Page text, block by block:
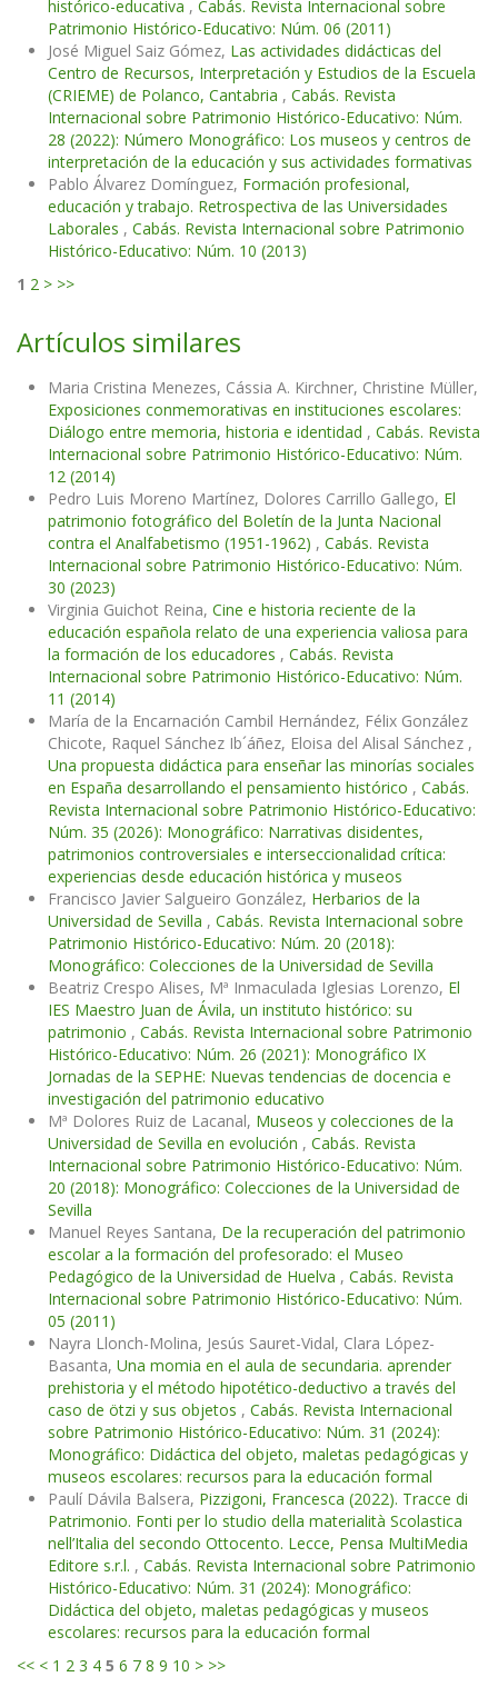
histórico-educativa , Cabás. Revista Internacional sobre
Patrimonio Histórico-Educativo: Núm. 06 (2011)
José Miguel Saiz Gómez, Las actividades didácticas del
Centro de Recursos, Interpretación y Estudios de la Escuela
(CRIEME) de Polanco, Cantabria , Cabás. Revista
Internacional sobre Patrimonio Histórico-Educativo: Núm.
28 (2022): Número Monográfico: Los museos y centros de
interpretación de la educación y sus actividades formativas
Pablo Álvarez Domínguez, Formación profesional,
educación y trabajo. Retrospectiva de las Universidades
Laborales , Cabás. Revista Internacional sobre Patrimonio
Histórico-Educativo: Núm. 10 (2013)
1 2 > >>
Artículos similares
Maria Cristina Menezes, Cássia A. Kirchner, Christine Müller,
Exposiciones conmemorativas en instituciones escolares:
Diálogo entre memoria, historia e identidad , Cabás. Revista
Internacional sobre Patrimonio Histórico-Educativo: Núm.
12 (2014)
Pedro Luis Moreno Martínez, Dolores Carrillo Gallego, El
patrimonio fotográfico del Boletín de la Junta Nacional
contra el Analfabetismo (1951-1962) , Cabás. Revista
Internacional sobre Patrimonio Histórico-Educativo: Núm.
30 (2023)
Virginia Guichot Reina, Cine e historia reciente de la
educación española relato de una experiencia valiosa para
la formación de los educadores , Cabás. Revista
Internacional sobre Patrimonio Histórico-Educativo: Núm.
11 (2014)
María de la Encarnación Cambil Hernández, Félix González
Chicote, Raquel Sánchez Ib´áñez, Eloisa del Alisal Sánchez ,
Una propuesta didáctica para enseñar las minorías sociales
en España desarrollando el pensamiento histórico , Cabás.
Revista Internacional sobre Patrimonio Histórico-Educativo:
Núm. 35 (2026): Monográfico: Narrativas disidentes,
patrimonios controversiales e interseccionalidad crítica:
experiencias desde educación histórica y museos
Francisco Javier Salgueiro González, Herbarios de la
Universidad de Sevilla , Cabás. Revista Internacional sobre
Patrimonio Histórico-Educativo: Núm. 20 (2018):
Monográfico: Colecciones de la Universidad de Sevilla
Beatriz Crespo Alises, Mª Inmaculada Iglesias Lorenzo, El
IES Maestro Juan de Ávila, un instituto histórico: su
patrimonio , Cabás. Revista Internacional sobre Patrimonio
Histórico-Educativo: Núm. 26 (2021): Monográfico IX
Jornadas de la SEPHE: Nuevas tendencias de docencia e
investigación del patrimonio educativo
Mª Dolores Ruiz de Lacanal, Museos y colecciones de la
Universidad de Sevilla en evolución , Cabás. Revista
Internacional sobre Patrimonio Histórico-Educativo: Núm.
20 (2018): Monográfico: Colecciones de la Universidad de
Sevilla
Manuel Reyes Santana, De la recuperación del patrimonio
escolar a la formación del profesorado: el Museo
Pedagógico de la Universidad de Huelva , Cabás. Revista
Internacional sobre Patrimonio Histórico-Educativo: Núm.
05 (2011)
Nayra Llonch-Molina, Jesús Sauret-Vidal, Clara López-
Basanta, Una momia en el aula de secundaria. aprender
prehistoria y el método hipotético-deductivo a través del
caso de ötzi y sus objetos , Cabás. Revista Internacional
sobre Patrimonio Histórico-Educativo: Núm. 31 (2024):
Monográfico: Didáctica del objeto, maletas pedagógicas y
museos escolares: recursos para la educación formal
Paulí Dávila Balsera, Pizzigoni, Francesca (2022). Tracce di
Patrimonio. Fonti per lo studio della materialità Scolastica
nell’Italia del secondo Ottocento. Lecce, Pensa MultiMedia
Editore s.r.l. , Cabás. Revista Internacional sobre Patrimonio
Histórico-Educativo: Núm. 31 (2024): Monográfico:
Didáctica del objeto, maletas pedagógicas y museos
escolares: recursos para la educación formal
<< < 1 2 3 4 5 6 7 8 9 10 > >>